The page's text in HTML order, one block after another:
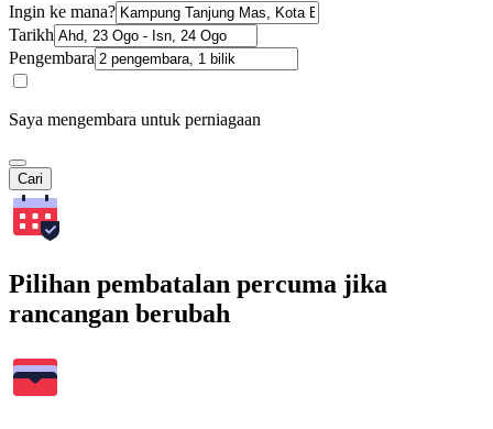
Ingin ke mana?
Tarikh
Pengembara
Saya mengembara untuk perniagaan
Cari
Pilihan pembatalan percuma jika
rancangan berubah